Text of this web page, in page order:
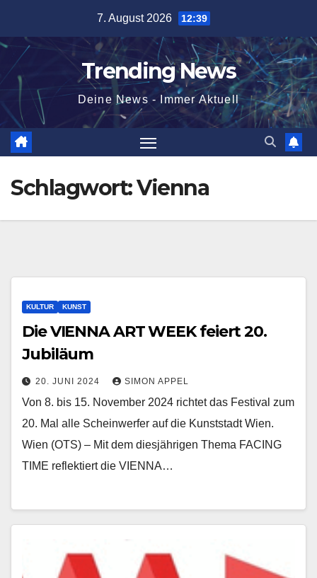
content
7. August 2026 12:39
Trending News
Deine News - Immer Aktuell
Schlagwort:Vienna
KULTUR KUNST
Die VIENNA ART WEEK feiert 20.
Jubiläum
20. JUNI 2024 SIMON APPEL
Von 8. bis 15. November 2024 richtet das Festival zum
20. Mal alle Scheinwerfer auf die Kunststadt Wien.
Wien (OTS) – Mit dem diesjährigen Thema FACING
TIME reflektiert die VIENNA…